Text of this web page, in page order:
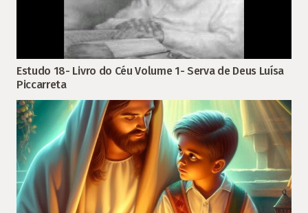
Estudo 18- Livro do Céu Volume 1- Serva de Deus Luísa
Piccarreta